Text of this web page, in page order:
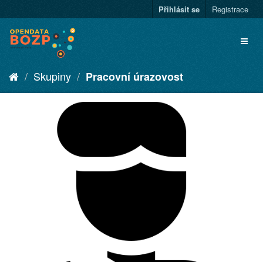
Přihlásit se Registrace
Skupiny Pracovní úrazovost